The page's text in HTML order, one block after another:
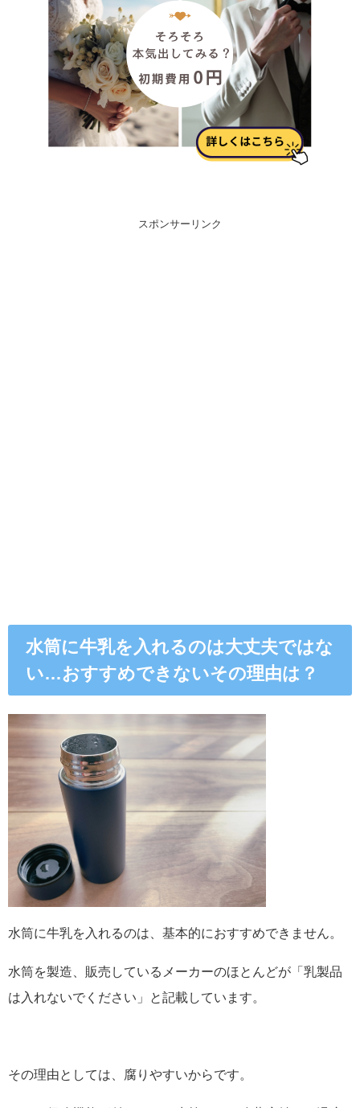
スポンサーリンク
水筒に牛乳を入れるのは大丈夫ではな
い…おすすめできないその理由は？
水筒に牛乳を入れるのは、基本的におすすめできません。
水筒を製造、販売しているメーカーのほとんどが「乳製品
は入れないでください」と記載しています。
その理由としては、腐りやすいからです。